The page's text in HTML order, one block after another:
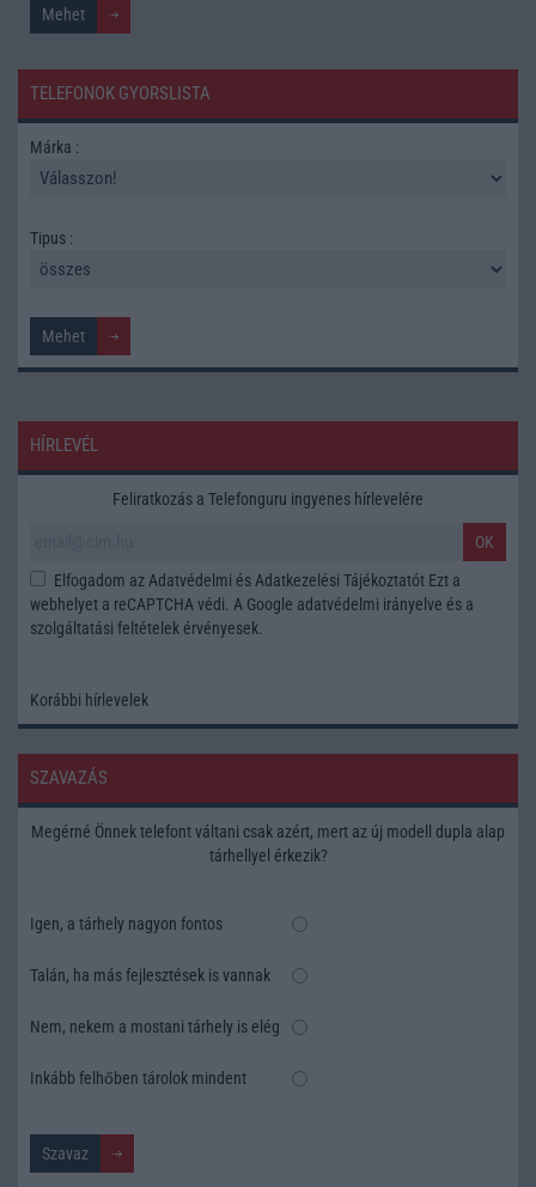
TELEFONOK GYORSLISTA
Márka :
Tipus :
HÍRLEVÉL
Feliratkozás a Telefonguru ingyenes hírlevelére
OK
Elfogadom azAdatvédelmi és Adatkezelési Tájékoztatót Ezt a
webhelyet a reCAPTCHA védi. A Google adatvédelmi irányelve és a
szolgáltatási feltételek érvényesek.
Korábbi hírlevelek
SZAVAZÁS
Megérné Önnek telefont váltani csak azért, mert az új modell dupla alap
tárhellyel érkezik?
Igen, a tárhely nagyon fontos
Talán, ha más fejlesztések is vannak
Nem, nekem a mostani tárhely is elég
Inkább felhőben tárolok mindent